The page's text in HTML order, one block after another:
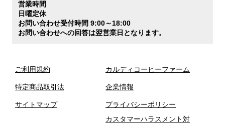
営業時間
日曜定休
お問い合わせ受付時間 9:00～18:00
お問い合わせへの回答は翌営業日となります。
ご利用規約
特定商品取引法
サイトマップ
カルディコーヒーファーム
企業情報
プライバシーポリシー
カスタマーハラスメント対